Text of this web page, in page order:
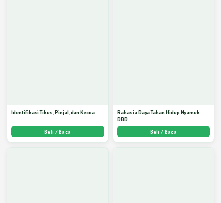
Identifikasi Tikus, Pinjal, dan Kecoa
Beli / Baca
Rahasia Daya Tahan Hidup Nyamuk
DBD
Beli / Baca